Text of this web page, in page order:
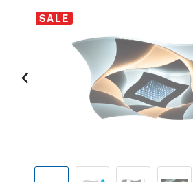
Bildergalerie überspringen
SALE